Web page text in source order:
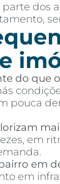
parte
do que
pouca
em
em
em